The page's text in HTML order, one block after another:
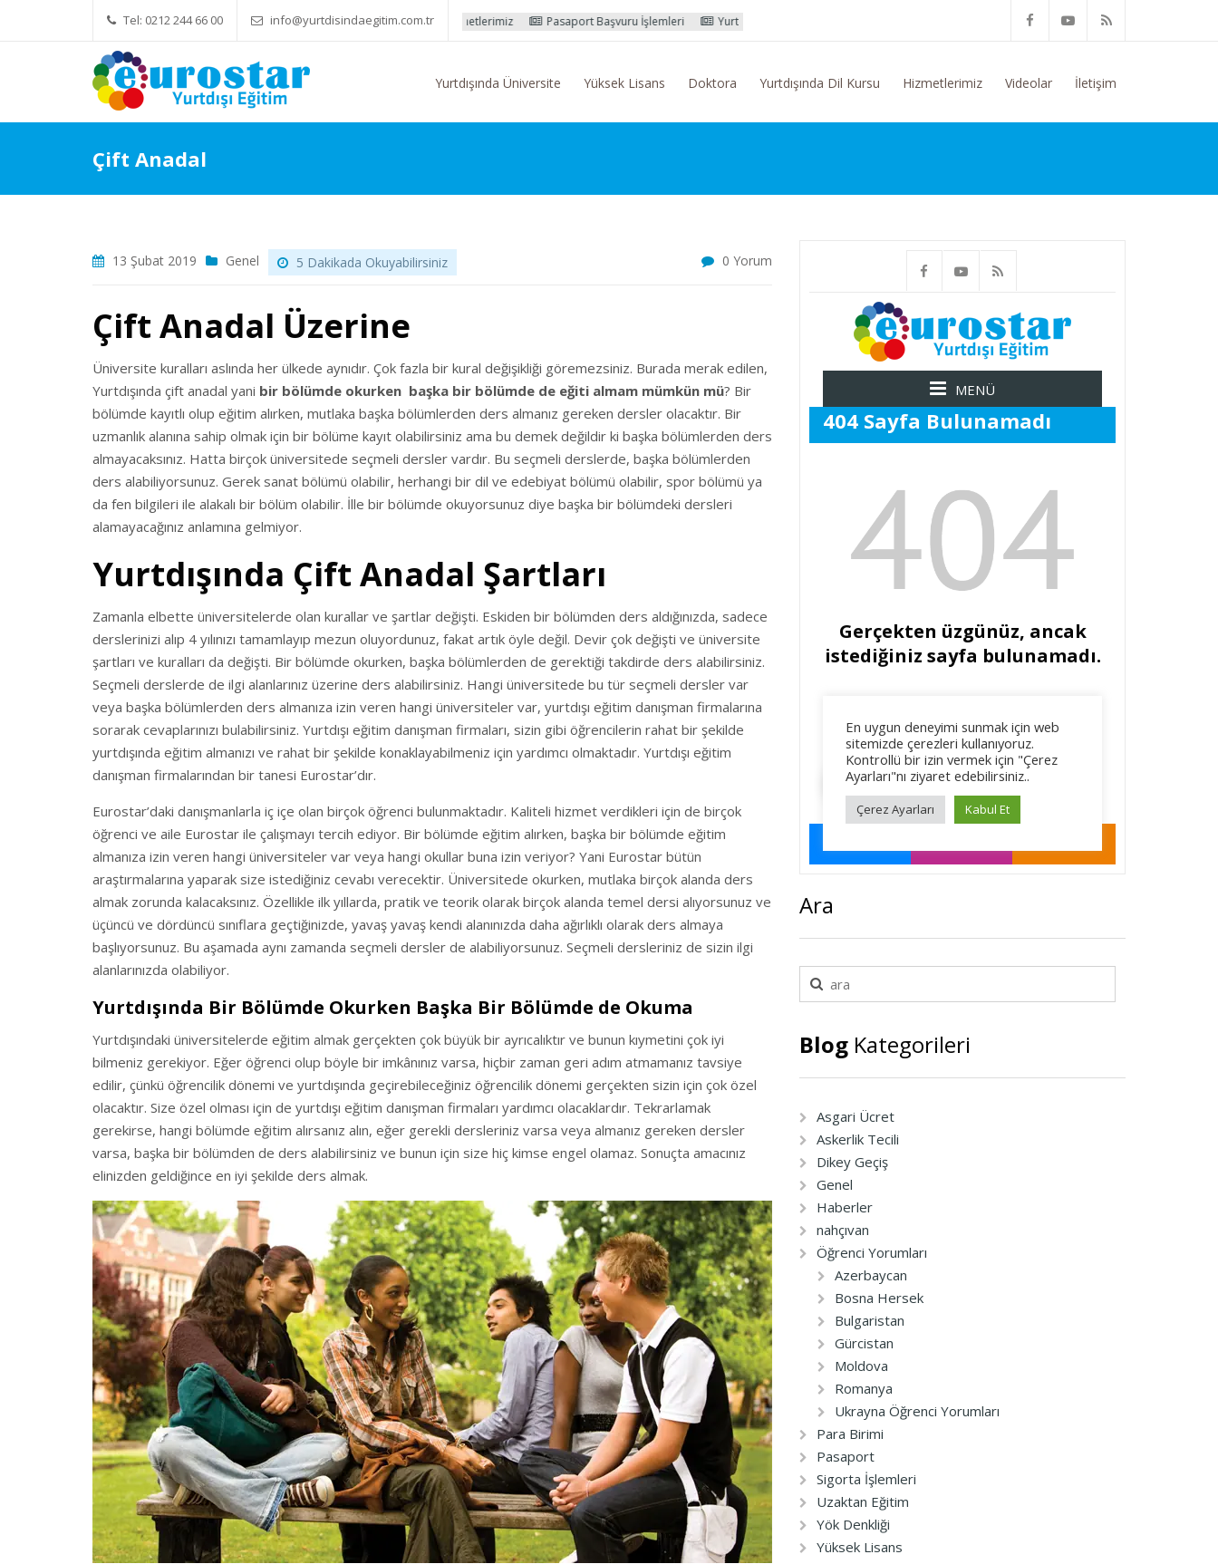
Tel: 0212 244 66 00 info@yurtdisindaegitim.com.tr
Yök Denkliği Önemli Eğitim Ücretleri Hizmetlerimiz Pasaport Başvuru İşlemleri Yurtdışı Eğitim Konusunda Genel Bilgi Talep Ediyorum
Yurtdışında Üniversite Yüksek Lisans Doktora Yurtdışında Dil Kursu Hizmetlerimiz Videolar İletişim
Çift Anadal
13 Şubat 2019 Genel 5 Dakikada Okuyabilirsiniz 0 Yorum
Çift Anadal Üzerine
Üniversite kuralları aslında her ülkede aynıdır. Çok fazla bir kural değişikliği göremezsiniz. Burada merak edilen,
Yurtdışında çift anadal yani bir bölümde okurken başka bir bölümde de eğiti almam mümkün mü? Bir
bölümde kayıtlı olup eğitim alırken, mutlaka başka bölümlerden ders almanız gereken dersler olacaktır. Bir
uzmanlık alanına sahip olmak için bir bölüme kayıt olabilirsiniz ama bu demek değildir ki başka bölümlerden ders
almayacaksınız. Hatta birçok üniversitede seçmeli dersler vardır. Bu seçmeli derslerde, başka bölümlerden
ders alabiliyorsunuz. Gerek sanat bölümü olabilir, herhangi bir dil ve edebiyat bölümü olabilir, spor bölümü ya
da fen bilgileri ile alakalı bir bölüm olabilir. İlle bir bölümde okuyorsunuz diye başka bir bölümdeki dersleri
alamayacağınız anlamına gelmiyor.
Yurtdışında Çift Anadal Şartları
Zamanla elbette üniversitelerde olan kurallar ve şartlar değişti. Eskiden bir bölümden ders aldığınızda, sadece
derslerinizi alıp 4 yılınızı tamamlayıp mezun oluyordunuz, fakat artık öyle değil. Devir çok değişti ve üniversite
şartları ve kuralları da değişti. Bir bölümde okurken, başka bölümlerden de gerektiği takdirde ders alabilirsiniz.
Seçmeli derslerde de ilgi alanlarınız üzerine ders alabilirsiniz. Hangi üniversitede bu tür seçmeli dersler var
veya başka bölümlerden ders almanıza izin veren hangi üniversiteler var, yurtdışı eğitim danışman firmalarına
sorarak cevaplarınızı bulabilirsiniz. Yurtdışı eğitim danışman firmaları, sizin gibi öğrencilerin rahat bir şekilde
yurtdışında eğitim almanızı ve rahat bir şekilde konaklayabilmeniz için yardımcı olmaktadır. Yurtdışı eğitim
danışman firmalarından bir tanesi Eurostar’dır.
Eurostar’daki danışmanlarla iç içe olan birçok öğrenci bulunmaktadır. Kaliteli hizmet verdikleri için de birçok
öğrenci ve aile Eurostar ile çalışmayı tercih ediyor. Bir bölümde eğitim alırken, başka bir bölümde eğitim
almanıza izin veren hangi üniversiteler var veya hangi okullar buna izin veriyor? Yani Eurostar bütün
araştırmalarına yaparak size istediğiniz cevabı verecektir. Üniversitede okurken, mutlaka birçok alanda ders
almak zorunda kalacaksınız. Özellikle ilk yıllarda, pratik ve teorik olarak birçok alanda temel dersi alıyorsunuz ve
üçüncü ve dördüncü sınıflara geçtiğinizde, yavaş yavaş kendi alanınızda daha ağırlıklı olarak ders almaya
başlıyorsunuz. Bu aşamada aynı zamanda seçmeli dersler de alabiliyorsunuz. Seçmeli dersleriniz de sizin ilgi
alanlarınızda olabiliyor.
Yurtdışında Bir Bölümde Okurken Başka Bir Bölümde de Okuma
Yurtdışındaki üniversitelerde eğitim almak gerçekten çok büyük bir ayrıcalıktır ve bunun kıymetini çok iyi
bilmeniz gerekiyor. Eğer öğrenci olup böyle bir imkânınız varsa, hiçbir zaman geri adım atmamanız tavsiye
edilir, çünkü öğrencilik dönemi ve yurtdışında geçirebileceğiniz öğrencilik dönemi gerçekten sizin için çok özel
olacaktır. Size özel olması için de yurtdışı eğitim danışman firmaları yardımcı olacaklardır. Tekrarlamak
gerekirse, hangi bölümde eğitim alırsanız alın, eğer gerekli dersleriniz varsa veya almanız gereken dersler
varsa, başka bir bölümden de ders alabilirsiniz ve bunun için size hiç kimse engel olamaz. Sonuçta amacınız
elinizden geldiğince en iyi şekilde ders almak.
Ara
Blog Kategorileri
Asgari Ücret
Askerlik Tecili
Dikey Geçiş
Genel
Haberler
nahçıvan
Öğrenci Yorumları
Azerbaycan
Bosna Hersek
Bulgaristan
Gürcistan
Moldova
Romanya
Ukrayna Öğrenci Yorumları
Para Birimi
Pasaport
Sigorta İşlemleri
Uzaktan Eğitim
Yök Denkliği
Yüksek Lisans